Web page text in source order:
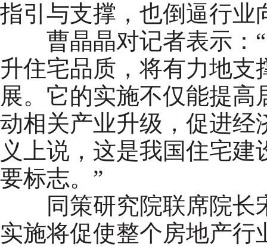
指引与支撑，也倒逼行业
曹晶晶对记者表示：“
升住宅品质，将有力地
展。它的实施不仅能提
动相关产业升级，促进经
义上说，这是我国住宅建
要标志。”
同策研究院联席院长
实施将促使整个房地产